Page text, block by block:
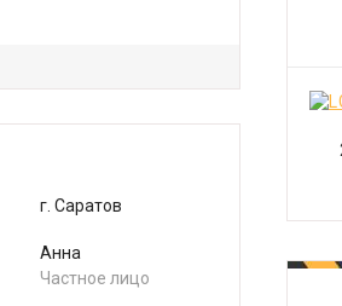
г. Саратов
Анна
Частное лицо